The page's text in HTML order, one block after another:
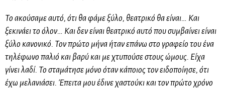
Το ακούσαμε αυτό, ότι θα φάμε ξύλο, θεατρικό θα είναι… Και
ξεκινάει το όλον… Και δεν είναι θεατρικό αυτό που συμβαίνει είναι
ξύλο κανονικό. Τον πρώτο μήνα ήταν επάνω στο γραφείο του ένα
τηλέφωνο παλιό και βαρύ και με χτυπούσε στους ώμους. Είχα
γίνει λαδί. Το σταμάτησε μόνο όταν κάποιος τον ειδοποίησε, ότι
έχω μελανιάσει. Έπειτα μου έδινε χαστούκι και τον πρώτο χρόνο